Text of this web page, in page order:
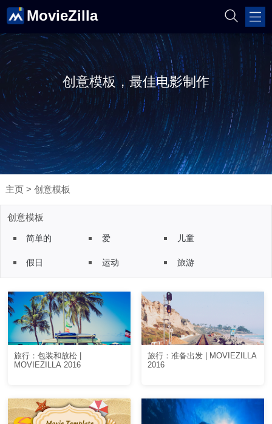
MovieZilla
创意模板，最佳电影制作
主页> 创意模板
创意模板
简单的 爱 儿童
假日 运动 旅游
旅行：包装和放松 |
MOVIEZILLA 2016
旅行：准备出发 | MOVIEZILLA
2016